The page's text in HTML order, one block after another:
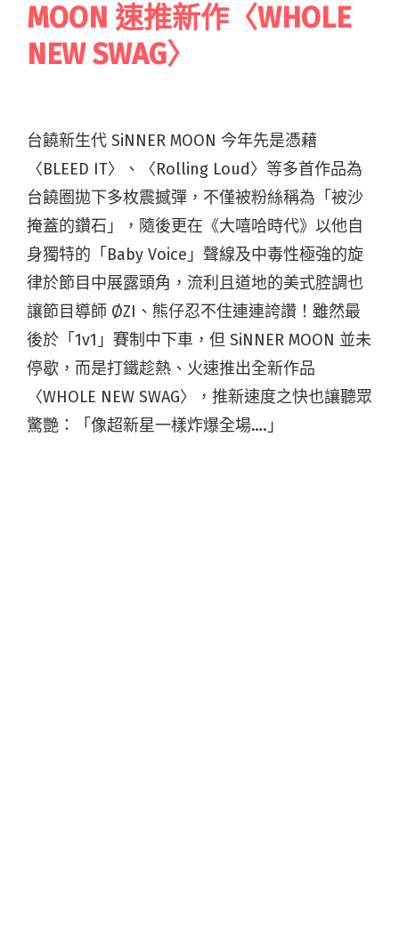
MOON 速推新作〈WHOLE
NEW SWAG〉
台饒新生代 SiNNER MOON 今年先是憑藉
〈BLEED IT〉、〈Rolling Loud〉等多首作品為
台饒圈拋下多枚震撼彈，不僅被粉絲稱為「被沙
掩蓋的鑽石」，隨後更在《大嘻哈時代》以他自
身獨特的「Baby Voice」聲線及中毒性極強的旋
律於節目中展露頭角，流利且道地的美式腔調也
讓節目導師 ØZI、熊仔忍不住連連誇讚！雖然最
後於「1v1」賽制中下車，但 SiNNER MOON 並未
停歇，而是打鐵趁熱、火速推出全新作品
〈WHOLE NEW SWAG〉，推新速度之快也讓聽眾
驚艷：「像超新星一樣炸爆全場….」